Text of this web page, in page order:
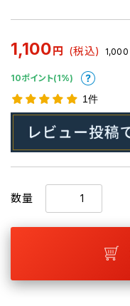
1,100 円 (税込) 1,000
10ポイント(1%)
1件
数量